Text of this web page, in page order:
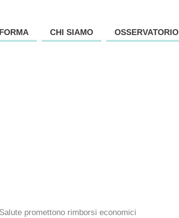
CHI SIAMO OSSERVATORIO